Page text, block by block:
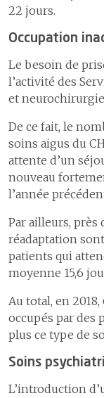
22 jours.
Occupation
Le besoin de
l’activité des
et
De ce fait, le
soins aigus du
attente d’un
nouveau
l’année
Par ailleurs, près
réadaptation
patients qui
moyenne 15,6
Au total, en
occupés par des
plus ce type de
Soins
L’introduction